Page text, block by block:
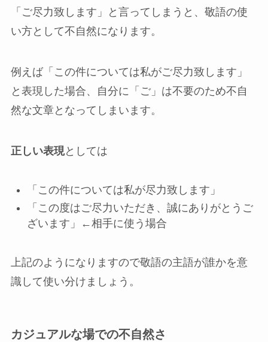
「ご尽力致します」と言ってしまうと、敬語の使
い方として不自然になります。
例えば「この件については私がご尽力致します」
と表現した場合、自分に「ご」は不要のため不自
然な文章となってしまいます。
正しい表現としては
「この件については私が尽力致します」
「この度はご尽力いただき、誠にありがとうご
ざいます」←相手に使う場合
上記のようになりますので敬語の主語が誰かを意
識して使い分けましょう。
カジュアルな場での不自然さ